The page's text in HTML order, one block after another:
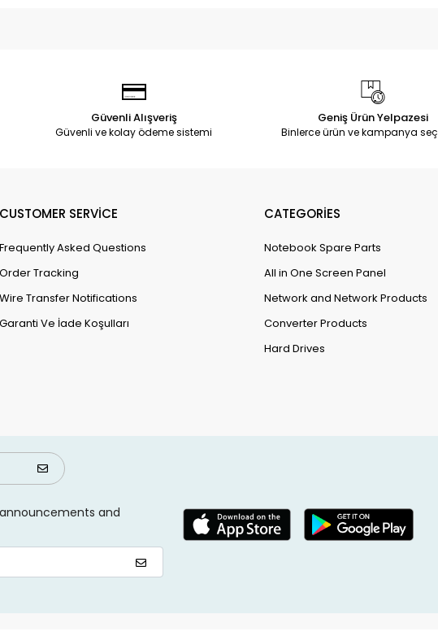
Güvenli Alışveriş
Güvenli ve kolay ödeme sistemi
Geniş Ürün Yelpazesi
Binlerce ürün ve kampanya
CUSTOMER SERVİCE
Frequently Asked Questions
Order Tracking
Wire Transfer Notifications
Garanti Ve İade Koşulları
CATEGORİES
Notebook Spare Parts
All in One Screen Panel
Network and Network Products
Converter Products
Hard Drives
and